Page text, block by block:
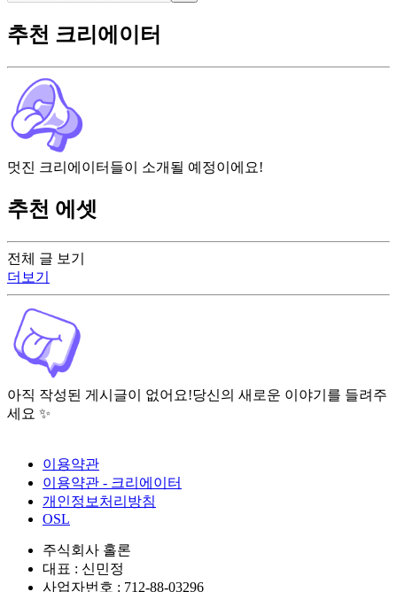
전체 글 보기
더보기
아직 작성된 게시글이 없어요!당신의 새로운 이야기를 들려주
세요 ✨
추천 크리에이터
멋진 크리에이터들이 소개될 예정이에요!
추천 에셋
이용약관
이용약관 - 크리에이터
개인정보처리방침
OSL
주식회사 홀론
대표 : 신민정
사업자번호 : 712-88-03296